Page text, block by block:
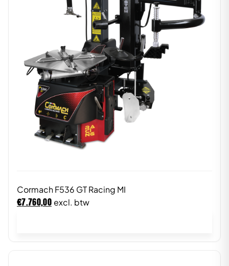
Cormach F536 GT Racing MI
€7.760,00 excl. btw